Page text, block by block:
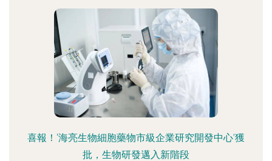
喜報！‘海亮生物細胞藥物市級企業研究開發中心’獲
批，生物研發邁入新階段